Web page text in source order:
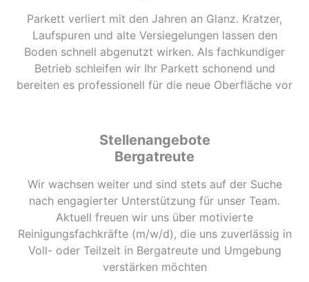
Parkett verliert mit den Jahren an Glanz. Kratzer,
Laufspuren und alte Versiegelungen lassen den
Boden schnell abgenutzt wirken. Als fachkundiger
Betrieb schleifen wir Ihr Parkett schonend und
bereiten es professionell für die neue Oberfläche vor
Stellenangebote
Bergatreute
Wir wachsen weiter und sind stets auf der Suche
nach engagierter Unterstützung für unser Team.
Aktuell freuen wir uns über motivierte
Reinigungsfachkräfte (m/w/d), die uns zuverlässig in
Voll- oder Teilzeit in Bergatreute und Umgebung
verstärken möchten